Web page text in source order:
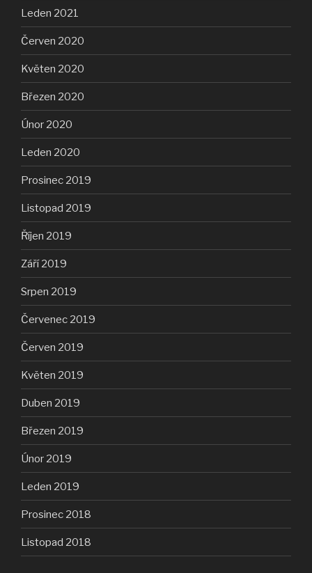
Leden 2021
Červen 2020
Květen 2020
Březen 2020
Únor 2020
Leden 2020
Prosinec 2019
Listopad 2019
Říjen 2019
Září 2019
Srpen 2019
Červenec 2019
Červen 2019
Květen 2019
Duben 2019
Březen 2019
Únor 2019
Leden 2019
Prosinec 2018
Listopad 2018